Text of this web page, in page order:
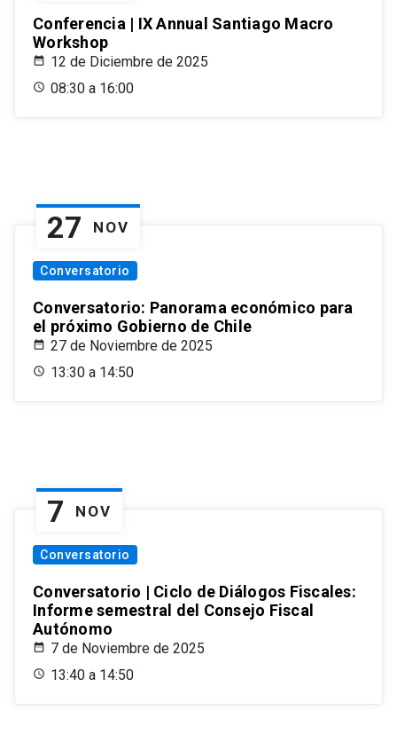
Conferencia | IX Annual Santiago Macro
Workshop
12 de Diciembre de 2025
08:30 a 16:00
27 NOV
Conversatorio
Conversatorio: Panorama económico para
el próximo Gobierno de Chile
27 de Noviembre de 2025
13:30 a 14:50
7 NOV
Conversatorio
Conversatorio | Ciclo de Diálogos Fiscales:
Informe semestral del Consejo Fiscal
Autónomo
7 de Noviembre de 2025
13:40 a 14:50